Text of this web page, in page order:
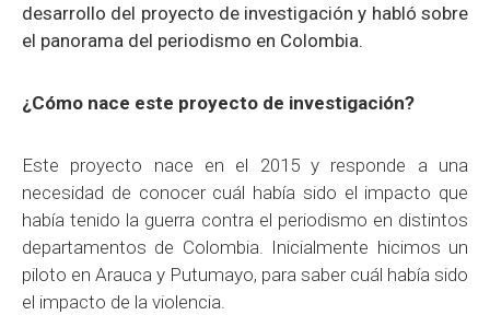
desarrollo del proyecto de investigación y habló sobre
el panorama del periodismo en Colombia.
¿Cómo nace este proyecto de investigación?
Este proyecto nace en el 2015 y responde a una
necesidad de conocer cuál había sido el impacto que
había tenido la guerra contra el periodismo en distintos
departamentos de Colombia. Inicialmente hicimos un
piloto en Arauca y Putumayo, para saber cuál había sido
el impacto de la violencia.